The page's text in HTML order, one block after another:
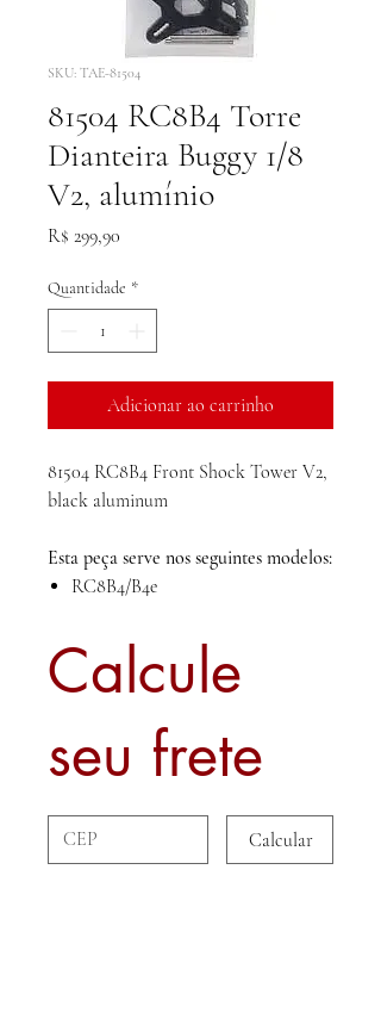
SKU: TAE-81504
81504 RC8B4 Torre
Dianteira Buggy 1/8
V2, alumínio
R$ 299,90
Quantidade *
Adicionar ao carrinho
81504 RC8B4 Front Shock Tower V2,
black aluminum
Esta peça serve nos seguintes modelos:
RC8B4/B4e
Calcule
seu frete
Calcular